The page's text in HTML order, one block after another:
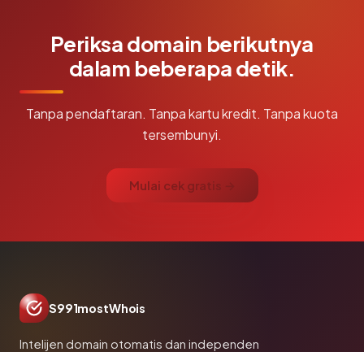
Periksa domain berikutnya
dalam beberapa detik.
Tanpa pendaftaran. Tanpa kartu kredit. Tanpa kuota
tersembunyi.
Mulai cek gratis →
S991mostWhois
Intelijen domain otomatis dan independen